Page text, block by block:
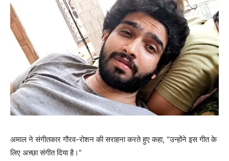
अमाल ने संगीतकार गौरव-रोशन की सराहना करते हुए कहा, “उन्होंने इस गीत के
लिए अच्छा संगीत दिया है।”